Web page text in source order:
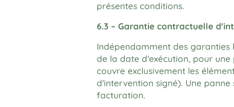
présentes conditions.
6.3 – Garantie contractuelle
Indépendamment des
de la date d'exécution, pour
couvre exclusivement les
d'intervention signé). Une
facturation.